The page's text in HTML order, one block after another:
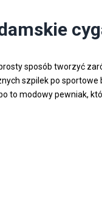
sposób tworzyć
szpilek po
to modowy pewniak,